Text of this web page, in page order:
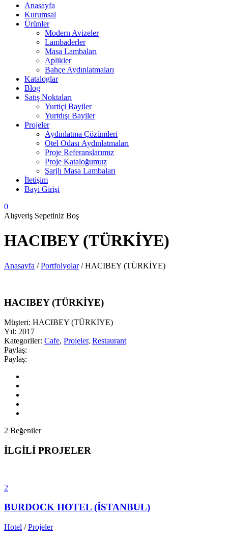
Anasayfa
Kurumsal
Ürünler
Modern Avizeler
Lambaderler
Masa Lambaları
Aplikler
Bahçe Aydınlatmaları
Kataloglar
Blog
Satış Noktaları
Yurtiçi Bayiler
Yurtdışı Bayiler
Projeler
Aydınlatma Çözümleri
Otel Odası Aydınlatmaları
Proje Referanslarımız
Proje Kataloğumuz
Şarjlı Masa Lambaları
İletişim
Bayi Girişi
0
Alışveriş Sepetiniz Boş
HACIBEY (TÜRKİYE)
Anasayfa / Portfolyolar / HACIBEY (TÜRKİYE)
HACIBEY (TÜRKİYE)
Müşteri: HACIBEY (TÜRKİYE)
Yıl: 2017
Kategoriler: Cafe, Projeler, Restaurant
Paylaş:
Paylaş:
2 Beğeniler
İLGİLİ PROJELER
2
BURDOCK HOTEL (İSTANBUL)
Hotel /Projeler